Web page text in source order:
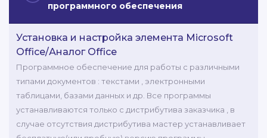
программного обеспечения
Установка и настройка элемента Microsoft
Office/Аналог Office
Программное обеспечение для работы с различными
типами документов : текстами , электронными
таблицами, базами данных и др. Все программы
устанавливаются только с дистрибутива заказчика , в
случае отсутствия дистрибутива мастер устанавливает